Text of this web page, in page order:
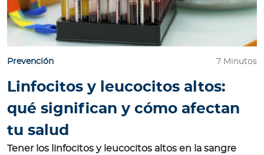
Prevención 7 Minutos
Linfocitos y leucocitos altos:
qué significan y cómo afectan
tu salud
Tener los linfocitos y leucocitos altos en la sangre